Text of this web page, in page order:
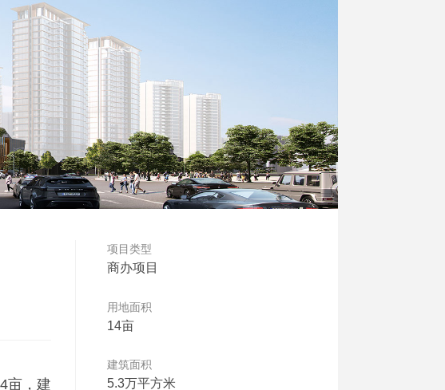
亩，建
项目类型
商办项目
用地面积
14亩
建筑面积
5.3万平方米